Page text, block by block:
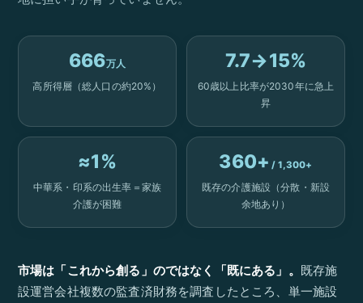
666万人
高所得層（総人口の約20%）
7.7→15%
60歳以上比率が2030年に急上
昇
≈1%
中華系・印系の出生率＝家族
介護が困難
360+ / 1,300+
既存の介護施設（分散・新設
余地あり）
市場は「これから創る」のではなく「既にある」。 既存施
設運営会社複数の監査済財務を調査したところ、単一施設